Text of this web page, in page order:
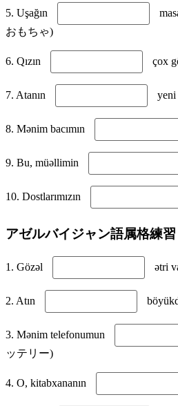
5. Uşağın
おもちゃ)
6. Qızın çox
7. Atanın yeni
8. Mənim bacımın
9. Bu, müəllimin
10. Dostlarımızın
アゼルバイジャン語属格練習
1. Gözəl ətri
2. Atın
3. Mənim telefonumun
ッテリー)
4. O, kitabxananın